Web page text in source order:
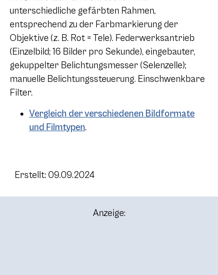
unterschiedliche gefärbten Rahmen,
entsprechend zu der Farbmarkierung der
Objektive (z. B. Rot = Tele). Federwerksantrieb
(Einzelbild; 16 Bilder pro Sekunde), eingebauter,
gekuppelter Belichtungsmesser (Selenzelle);
manuelle Belichtungssteuerung. Einschwenkbare
Filter.
Vergleich der verschiedenen Bildformate
und Filmtypen.
Erstellt: 09.09.2024
Anzeige: